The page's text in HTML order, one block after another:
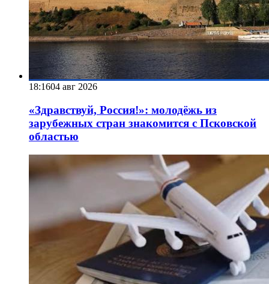
18:1604 авг 2026
«Здравствуй, Россия!»: молодёжь из
зарубежных стран знакомится с Псковской
областью